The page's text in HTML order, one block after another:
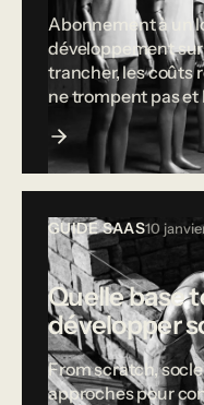
Abonnement à un
développement
trancher, les coûts
ne trompent pas
GUIDE SAAS10
Quelle base
développer
From scratch,
approches pour